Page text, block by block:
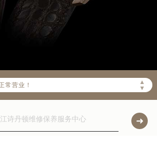
▲
▼
服在线时间：08:00-22:00
店营业时间：09:00-19:30
24小时不间断服务，可随时预约！